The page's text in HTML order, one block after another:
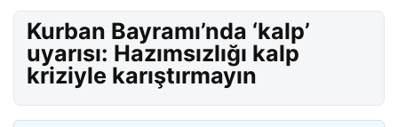
Kurban Bayramı’nda ‘kalp’
uyarısı: Hazımsızlığı kalp
kriziyle karıştırmayın